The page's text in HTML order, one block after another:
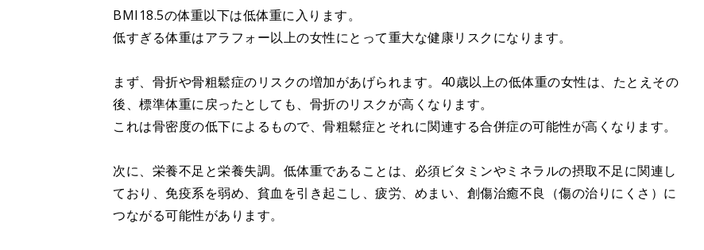
BMI18.5の体重以下は低体重に入ります。
低すぎる体重はアラフォー以上の女性にとって重大な健康リスクになります。
まず、骨折や骨粗鬆症のリスクの増加があげられます。40歳以上の低体重の女性は、たとえその
後、標準体重に戻ったとしても、骨折のリスクが高くなります。
これは骨密度の低下によるもので、骨粗鬆症とそれに関連する合併症の可能性が高くなります。
次に、栄養不足と栄養失調。低体重であることは、必須ビタミンやミネラルの摂取不足に関連し
ており、免疫系を弱め、貧血を引き起こし、疲労、めまい、創傷治癒不良（傷の治りにくさ）に
つながる可能性があります。